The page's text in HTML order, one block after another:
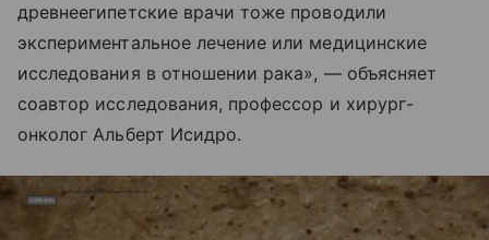
древнеегипетские врачи тоже проводили
экспериментальное лечение или медицинские
исследования в отношении рака», — объясняет
соавтор исследования, профессор и хирург-
онколог Альберт Исидро.